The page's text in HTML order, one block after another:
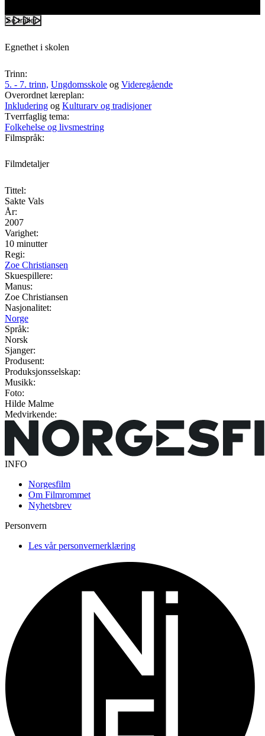
Se trailer
Egnethet i skolen
Trinn:
5. - 7. trinn, Ungdomsskole og Videregående
Overordnet læreplan:
Inkludering og Kulturarv og tradisjoner
Tverrfaglig tema:
Folkehelse og livsmestring
Filmspråk:
Filmdetaljer
Tittel:
Sakte Vals
År:
2007
Varighet:
10 minutter
Regi:
Zoe Christiansen
Skuespillere:
Manus:
Zoe Christiansen
Nasjonalitet:
Norge
Språk:
Norsk
Sjanger:
Produsent:
Produksjonsselskap:
Musikk:
Foto:
Hilde Malme
Medvirkende:
INFO
Norgesfilm
Om Filmrommet
Nyhetsbrev
Personvern
Les vår personvernerklæring